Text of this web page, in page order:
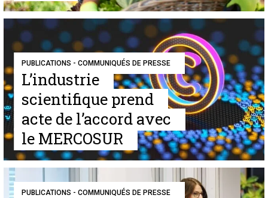
PUBLICATIONS - COMMUNIQUÉS DE PRESSE
L’industrie
scientifique prend
acte de l’accord avec
le MERCOSUR
PUBLICATIONS - COMMUNIQUÉS DE PRESSE